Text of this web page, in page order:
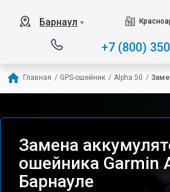
Барнаул ▼
+7 (800)
Главная / GPS-ошейник / Alpha 50 /
Замена
ошейника Garmin
Барнауле